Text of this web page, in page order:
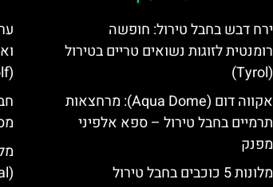
ירח דבש בחבל טירול: חופשה
רומנטית לזוגות נשואים טריים בטירול
(Tyrol)
אקווה דום (Aqua Dome): מרחצאות
תרמיים בחבל טירול – ספא אלפיני
מפנק
מלונות 5 כוכבים בחבל טירול
(Gundolf)
(Stubaital)